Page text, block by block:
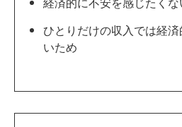
ひとりだけの収入では経
いため